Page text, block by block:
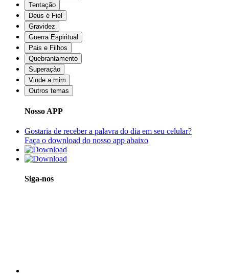
Tentação
Deus é Fiel
Gravidez
Guerra Espiritual
Pais e Filhos
Quebrantamento
Superação
Vinde a mim
Outros temas
Nosso APP
Gostaria de receber a palavra do dia em seu celular?
Faça o download do nosso app abaixo
Siga-nos